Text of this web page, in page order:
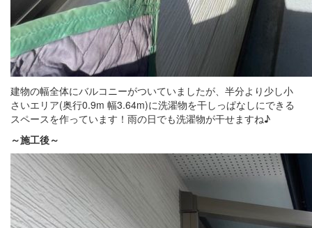
建物の幅全体にバルコニーがついていましたが、半分より少し小
さいエリア(奥行0.9m 幅3.64m)に洗濯物を干しっぱなしにできる
スペースを作っています！雨の日でも洗濯物が干せますね♪
～施工後～